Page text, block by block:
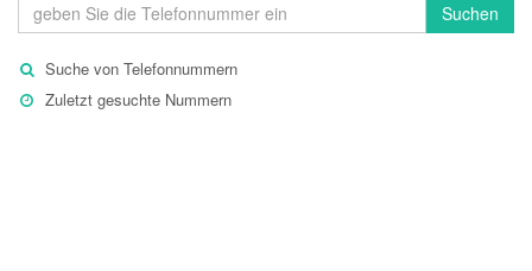
Suchen
Suche von Telefonnummern
Zuletzt gesuchte Nummern